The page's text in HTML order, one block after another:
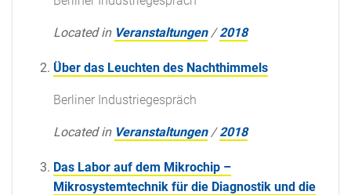
Located in Veranstaltungen /2018
Über das Leuchten des Nachthimmels
Berliner Industriegespräch
Located in Veranstaltungen /2018
Das Labor auf dem Mikrochip –
Mikrosystemtechnik für die Diagnostik und die